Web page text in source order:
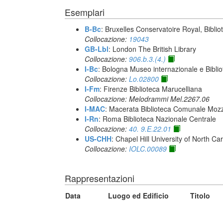
Esemplari
B-Bc: Bruxelles Conservatoire Royal,
Collocazione: 19043
GB-Lbl: London The British Library
Collocazione: 906.b.3.(4.)
I-Bc: Bologna Museo internazionale e
Collocazione: Lo.02800
I-Fm: Firenze Biblioteca Marucelliana
Collocazione: Melodrammi Mel.2267.06
I-MAC: Macerata Biblioteca Comunale
I-Rn: Roma Biblioteca Nazionale Centrale
Collocazione: 40. 9.E.22.01
US-CHH: Chapel Hill University of North
Collocazione: IOLC.00089
Rappresentazioni
Data Luogo ed Edificio
Titolo